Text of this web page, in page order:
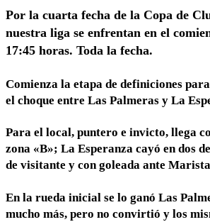
Por la cuarta fecha de la Copa de
nuestra liga se enfrentan en el
17:45 horas. Toda la fecha.
Comienza la etapa de definiciones
el choque entre Las Palmeras y La
Para el local, puntero e invicto, llega
zona «B»; La Esperanza cayó en dos
de visitante y con goleada ante
En la rueda inicial se lo ganó Las
mucho más, pero no convirtió y los